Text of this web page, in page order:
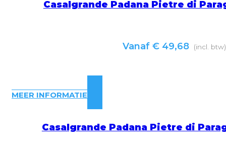
Casalgrande Padana Pietre di
Vanaf€ 49,68 (incl. btw)
MEER INFORMATIE
Casalgrande Padana Pietre di